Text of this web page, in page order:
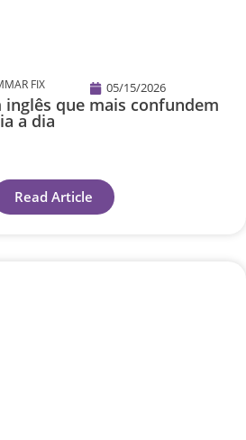
FIX 05/15/2026
inglês que mais confundem
a dia
Read Article